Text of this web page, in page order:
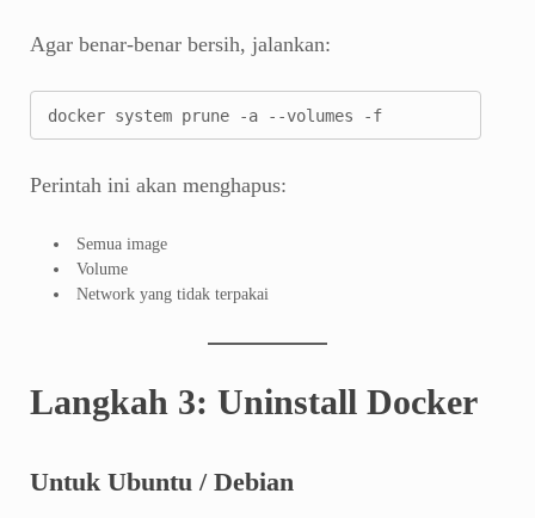
Agar benar-benar bersih, jalankan:
docker system prune -a --volumes -f
Perintah ini akan menghapus:
Semua image
Volume
Network yang tidak terpakai
Langkah 3: Uninstall Docker
Untuk Ubuntu / Debian